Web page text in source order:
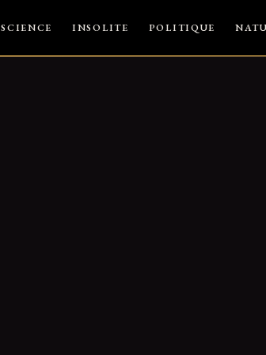
SCIENCE INSOLITE POLITIQUE